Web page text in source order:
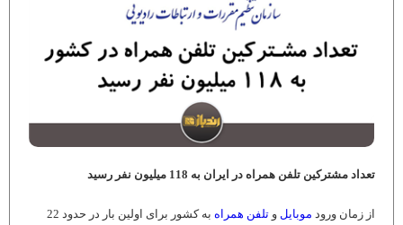
تعداد مشترکین تلفن همراه در ایران به 118 میلیون نفر رسید
از زمان ورود موبایل و تلفن همراه
به کشور برای اولین بار در حدود 22